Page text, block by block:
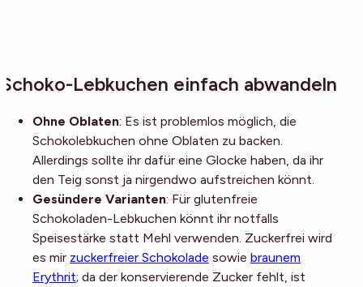
Schoko-Lebkuchen einfach abwandeln
Ohne Oblaten: Es ist problemlos möglich, die
Schokolebkuchen ohne Oblaten zu backen.
Allerdings sollte ihr dafür eine Glocke haben, da ihr
den Teig sonst ja nirgendwo aufstreichen könnt.
Gesündere Varianten: Für glutenfreie
Schokoladen-Lebkuchen könnt ihr notfalls
Speisestärke statt Mehl verwenden. Zuckerfrei wird
es mir zuckerfreier Schokolade sowie braunem
Erythrit; da der konservierende Zucker fehlt, ist